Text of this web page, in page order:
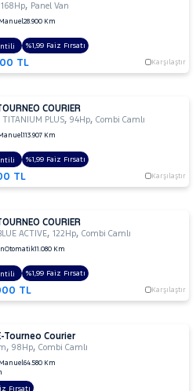
168Hp, Panel Van
Manuel28.900 Km
TL Karşılaştır
%1,99 Faiz Fırsatı
COURIER
TITANIUM PLUS,94Hp,Combi Camlı
113.907 Km
TL Karşılaştır
%1,99 Faiz Fırsatı
COURIER
ACTIVE,122Hp,Combi Camlı
Otomatik11.080 Km
TL Karşılaştır
%1,99 Faiz Fırsatı
Tourneo Courier
,98Hp,Combi Camlı
Manuel64.580 Km
Fırsatı